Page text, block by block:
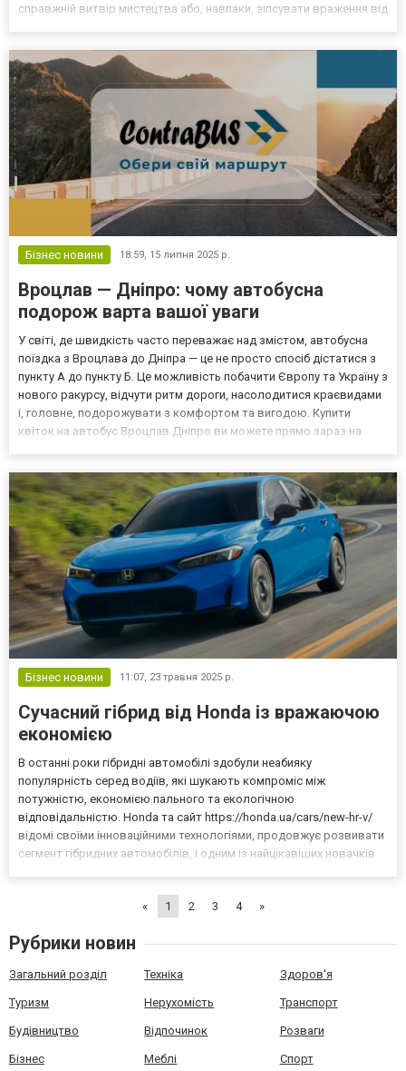
справжній витвір мистецтва або, навпаки, зіпсувати враження від
Бізнес новини 18:59, 15 липня 2025 р.
Вроцлав — Дніпро: чому автобусна
подорож варта вашої уваги
У світі, де швидкість часто переважає над змістом, автобусна
поїздка з Вроцлава до Дніпра — це не просто спосіб дістатися з
пункту А до пункту Б. Це можливість побачити Європу та Україну з
нового ракурсу, відчути ритм дороги, насолодитися краєвидами
і, головне, подорожувати з комфортом та вигодою. Купити
квіток на автобус Вроцлав Дніпро ви можете прямо зараз на
Бізнес новини 11:07, 23 травня 2025 р.
Сучасний гібрид від Honda із вражаючою
економією
В останні роки гібридні автомобілі здобули неабияку
популярність серед водіїв, які шукають компроміс між
потужністю, економією пального та екологічною
відповідальністю. Honda та сайт https://honda.ua/cars/new-hr-v/
відомі своїми інноваційними технологіями, продовжує розвивати
сегмент гібридних автомобілів, і одним із найцікавіших новачків
«
1 2 3 4 »
Рубрики новин
Загальний розділ Техніка Здоров'я
Туризм Нерухомість Транспорт
Будівництво Відпочинок Розваги
Бізнес Меблі Спорт